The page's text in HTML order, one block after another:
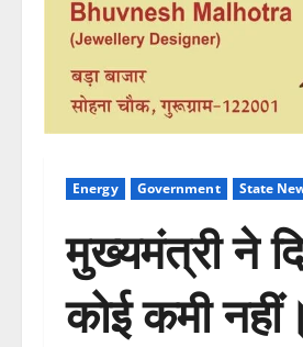
Energy Government State
मुख्यमंत्री ने
कोई कमी